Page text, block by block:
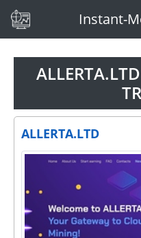
(current)Instant-
ALLERTA.LTD